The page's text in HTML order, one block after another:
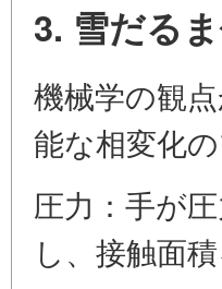
3. 雪だる
機械学の観
能な相変化
圧力：手が
し、接触面